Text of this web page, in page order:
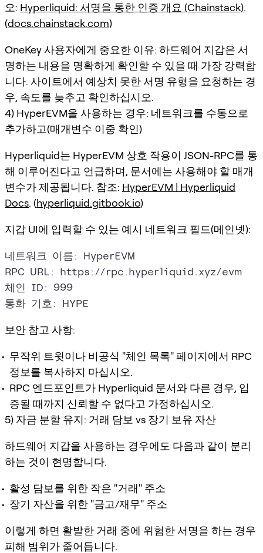
오: Hyperliquid: 서명을 통한 인증 개요 (Chainstack).
(docs.chainstack.com)
OneKey 사용자에게 중요한 이유: 하드웨어 지갑은 서
명하는 내용을 명확하게 확인할 수 있을 때 가장 강력합
니다. 사이트에서 예상치 못한 서명 유형을 요청하는 경
우, 속도를 늦추고 확인하십시오.
4) HyperEVM을 사용하는 경우: 네트워크를 수동으로
추가하고(매개변수 이중 확인)
Hyperliquid는 HyperEVM 상호 작용이 JSON-RPC를 통
해 이루어진다고 언급하며, 문서에는 사용해야 할 매개
변수가 제공됩니다. 참조: HyperEVM | Hyperliquid
Docs. (hyperliquid.gitbook.io)
지갑 UI에 입력할 수 있는 예시 네트워크 필드(메인넷):
네트워크 이름: HyperEVM
RPC URL: https://rpc.hyperliquid.xyz/evm
체인 ID: 999
보안 참고 사항:
무작위 트윗이나 비공식 "체인 목록" 페이지에서 RPC
정보를 복사하지 마십시오.
RPC 엔드포인트가 Hyperliquid 문서와 다른 경우, 입
증될 때까지 신뢰할 수 없다고 가정하십시오.
5) 자금 분할 유지: 거래 담보 vs 장기 보유 자산
하드웨어 지갑을 사용하는 경우에도 다음과 같이 분리
하는 것이 현명합니다.
활성 담보를 위한 작은 "거래" 주소
장기 자산을 위한 "금고/재무" 주소
이렇게 하면 활발한 거래 중에 위험한 서명을 하는 경우
피해 범위가 줄어듭니다.